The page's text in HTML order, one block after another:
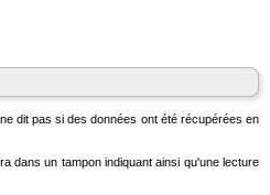
dit pas si des données ont été récupérées en
dans un tampon indiquant ainsi qu'une lecture